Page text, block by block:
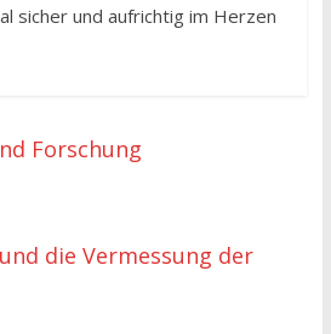
sicher und aufrichtig im Herzen
Forschung
die Vermessung der